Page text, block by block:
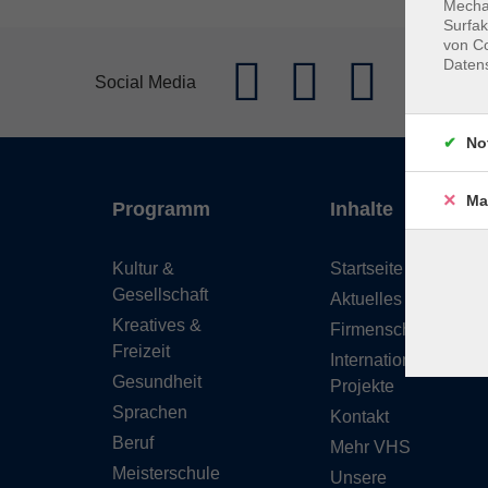
Social Media
Programm
Kultur &
Gesellschaft
Kreatives &
Freizeit
Gesundheit
Sprachen
Beruf
Meisterschule
Inhalte
Startseite
Aktuelles
Firmenschulungen
Internationale
Projekte
Kontakt
Mehr VHS
Unsere
von